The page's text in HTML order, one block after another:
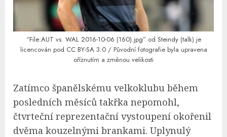
“File:AUT vs. WAL 2016-10-06 (160).jpg” od Steindy(talk) je
licencován pod CC BY-SA 3.0/ Původní fotografie byla upravena
oříznutím a změnou velikosti
Zatímco španělskému velkoklubu během
posledních měsíců takřka nepomohl,
čtvrteční reprezentační vystoupení okořenil
dvěma kouzelnými brankami. Uplynulý